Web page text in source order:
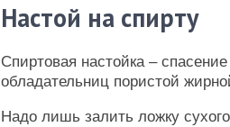
Настой на спирту
Спиртовая настойка –
обладательниц пористой
Надо лишь залить ложку сухого